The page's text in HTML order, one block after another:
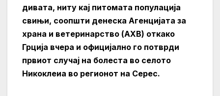
дивата, ниту кај питомата популација
свињи, соопшти денеска Агенцијата за
храна и ветеринарство (АХВ) откако
Грција вчера и официјално го потврди
првиот случај на болеста во селото
Никоклеиа во регионот на Серес.